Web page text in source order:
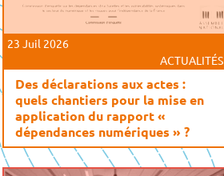
23 Juil 2026
ACTUALITÉS
Des déclarations aux actes :
quels chantiers pour la mise en
application du rapport «
dépendances numériques » ?